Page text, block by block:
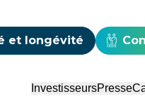
et longévité
InvestisseursPresse